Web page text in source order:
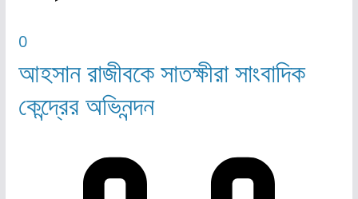
0
আহসান রাজীবকে সাতক্ষীরা সাংবাদিক
কেন্দ্রের অভিনন্দন